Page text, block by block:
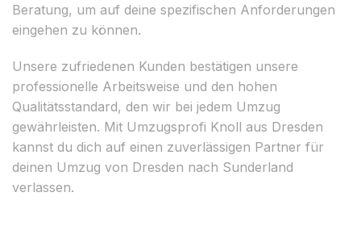
Beratung, um auf deine spezifischen Anforderungen
eingehen zu können.
Unsere zufriedenen Kunden bestätigen unsere
professionelle Arbeitsweise und den hohen
Qualitätsstandard, den wir bei jedem Umzug
gewährleisten. Mit Umzugsprofi Knoll aus Dresden
kannst du dich auf einen zuverlässigen Partner für
deinen Umzug von Dresden nach Sunderland
verlassen.